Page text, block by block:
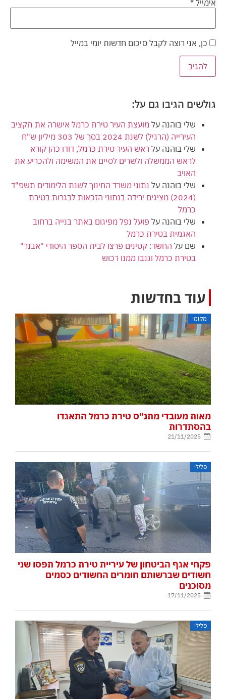
אימייל *
כן, אני רוצה לקבל סיכום חדשות יומי במייל
גולשים הגיבו גם על:
שלי בוהנה על מועצת העיר טירת כרמל אישרה את תקציב
העירייה (הרגיל) לשנת 2024 בסך של 303 מיליון ש"ח
שלי בוהנה על ראש העיר טירת כרמל, דודו כהן קורא
לראש הממשלה ולשרים לסיים את המשימה ולהכריע את
האויב
שלי בוהנה על נתוני משרד החינוך לשנת הלימודים תשפ"ד
(2024) מציגים ירידה בנתוני הזכאות לבגרות בטירת
כרמל
שלי בוהנה על פועל נפל מפיגום באתר בנייה ברחוב
האגמית בטירת כרמל
שם על החשד: קטינים פרצו לבית הספר היסודי "אבנר"
בטירת כרמל וגנבו ממנו רכוש
עוד בחדשות
מקומי
מאות מעובדי מתנ"ס טירת כרמל התאגדו
בהסתדרות
21/11/2025
פלילי
פקחי אגף הביטחון של עיריית טירת כרמל תפסו שני
חשודים שברשותם חומרים החשודים כסמים
מסוכנים
17/11/2025
פלילי